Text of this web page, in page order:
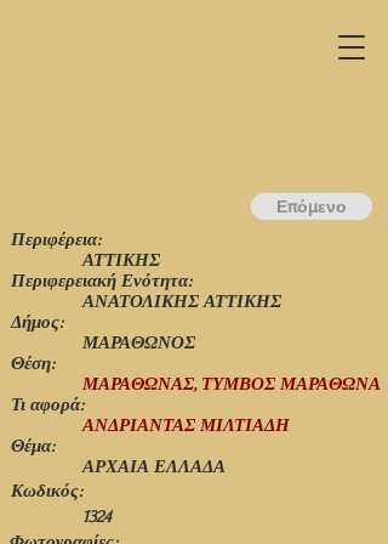
Περιφέρεια:
ΑΝΑΤΟΛΙΚΗΣ ΑΤΤΙΚΗΣ
ΑΤΤΙΚΗΣ
Περιφερειακή Ενότητα:
ΜΑΡΑΘΩΝΟΣ
Δήμος:
Θέση:
ΜΑΡΑΘΩΝΑΣ, ΤΥΜΒΟΣ ΜΑΡΑΘΩΝΑ
Τι αφορά:
ΑΝΔΡΙΑΝΤΑΣ ΜΙΛΤΙΑΔΗ
Θέμα:
ΑΡΧΑΙΑ ΕΛΛΑΔΑ
Κωδικός:
1324
Επόμενο